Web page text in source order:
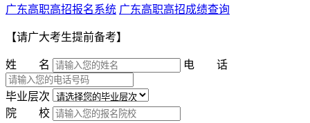
广东高职高招报名系统 广东高职高招成绩查询
【请广大考生提前备考】
姓 名 电 话
毕业层次
院 校